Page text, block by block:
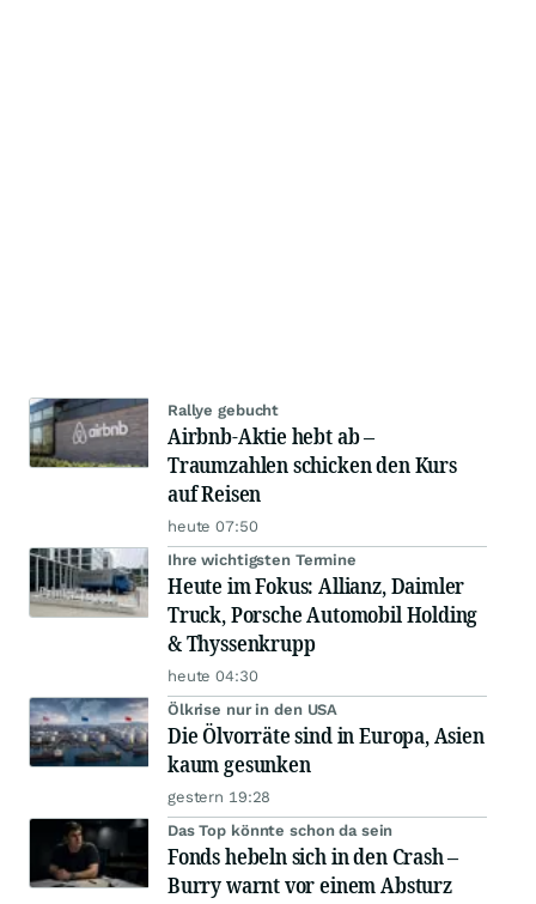
Rallye gebucht
Airbnb-Aktie hebt ab –
Traumzahlen schicken den Kurs
auf Reisen
heute 07:50
Ihre wichtigsten Termine
Heute im Fokus: Allianz, Daimler
Truck, Porsche Automobil Holding
& Thyssenkrupp
heute 04:30
Ölkrise nur in den USA
Die Ölvorräte sind in Europa, Asien
kaum gesunken
gestern 19:28
Das Top könnte schon da sein
Fonds hebeln sich in den Crash –
Burry warnt vor einem Absturz